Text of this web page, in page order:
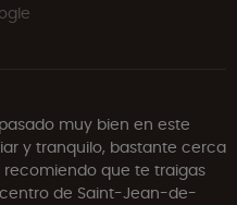
muy bien en este
y tranquilo, bastante cerca
recomiendo que te traigas
de Saint-Jean-de-